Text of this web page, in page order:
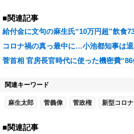
■関連記事
給付金に文句の麻生氏“10万円超”飲食
コロナ禍の真っ最中に…小池都知事は
菅首相 官房長官時代に使った機密費
関連キーワード
麻生太郎 菅義偉 菅政権 新型コロ
■関連記事